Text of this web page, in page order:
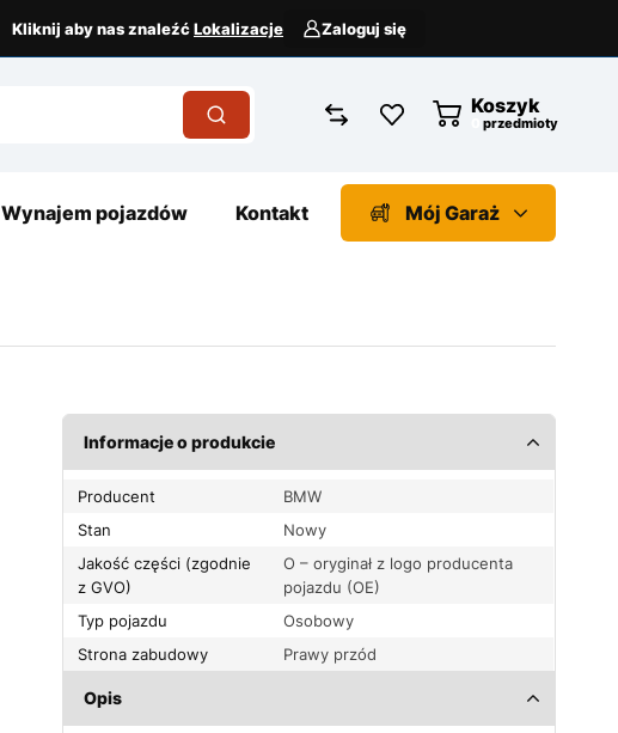
Kliknij aby nas znaleźćLokalizacje Zaloguj się
Koszyk
przedmioty
Wynajem pojazdów Kontakt Mój Garaż
Informacje o produkcie
Producent
BMW
Stan
Nowy
Jakość części (zgodnie
z GVO)
O – oryginał z logo producenta
pojazdu (OE)
Typ pojazdu
Osobowy
Strona zabudowy
Prawy przód
Opis